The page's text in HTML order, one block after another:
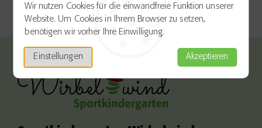
Wir nutzen Cookies für die einwandfreie Funktion unserer
Website. Um Cookies in Ihrem Browser zu setzen,
benötigen wir vorher Ihre Einwilligung.
Einstellungen Akzeptieren